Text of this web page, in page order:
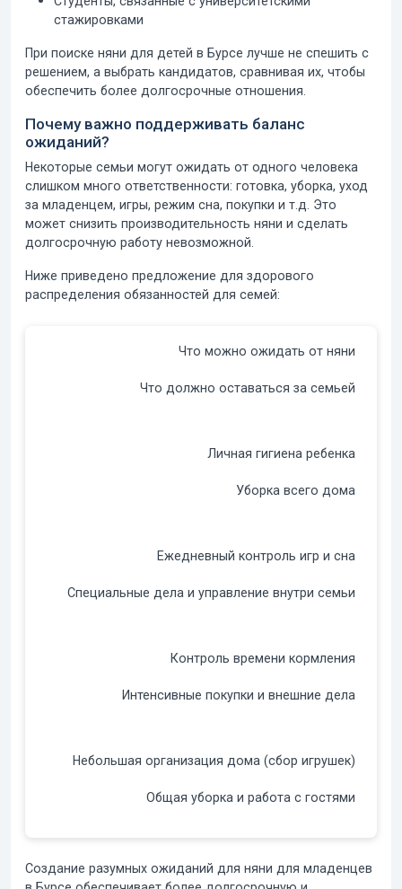
стажировками
При поиске няни для детей в Бурсе лучше не спешить с
решением, а выбрать кандидатов, сравнивая их, чтобы
обеспечить более долгосрочные отношения.
Почему важно поддерживать баланс
ожиданий?
Некоторые семьи могут ожидать от одного человека
слишком много ответственности: готовка, уборка, уход
за младенцем, игры, режим сна, покупки и т.д. Это
может снизить производительность няни и сделать
долгосрочную работу невозможной.
Ниже приведено предложение для здорового
распределения обязанностей для семей:
Что можно ожидать от няни
Что должно оставаться за семьей
Личная гигиена ребенка
Уборка всего дома
Ежедневный контроль игр и сна
Специальные дела и управление внутри семьи
Контроль времени кормления
Интенсивные покупки и внешние дела
Небольшая организация дома (сбор игрушек)
Общая уборка и работа с гостями
Создание разумных ожиданий для няни для младенцев